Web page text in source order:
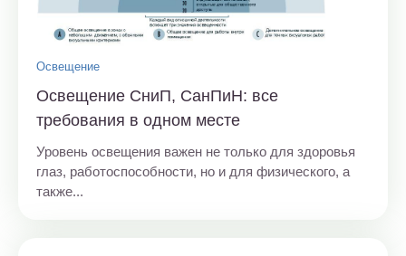
Освещение
Освещение СниП, СанПиН: все
требования в одном месте
Уровень освещения важен не только для здоровья
глаз, работоспособности, но и для физического, а
также...